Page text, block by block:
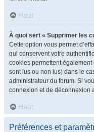
Haut
À quoi sert « Supprimer les
Cette option vous permet
qui conservent votre
cookies permettent également
sont lus ou non lus) dans le
administrateur du forum. Si
connexion et de déconnexion
Haut
Préférences et